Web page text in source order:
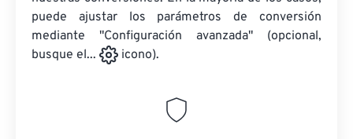
puede ajustar los parámetros de conversión
mediante "Configuración avanzada" (opcional,
busque el...
icono).